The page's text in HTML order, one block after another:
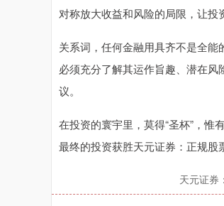
对称放大收益和风险的局限，让投
关系词，任何金融用具齐不是全能
必须充分了解其运作旨趣、潜在
议。
在投资的寰宇里，莫得“圣杯”，
最终的投资获胜天元证券：正规股
天元证券